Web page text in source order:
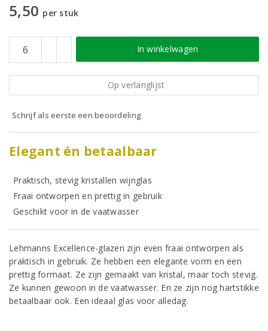
5,50 per stuk
In winkelwagen
Op verlanglijst
Schrijf als eerste een beoordeling
Elegant én betaalbaar
Praktisch, stevig kristallen wijnglas
Fraai ontworpen en prettig in gebruik
Geschikt voor in de vaatwasser
Lehmanns Excellence-glazen zijn even fraai ontworpen als
praktisch in gebruik. Ze hebben een elegante vorm en een
prettig formaat. Ze zijn gemaakt van kristal, maar toch stevig.
Ze kunnen gewoon in de vaatwasser. En ze zijn nog hartstikke
betaalbaar ook. Een ideaal glas voor alledag.